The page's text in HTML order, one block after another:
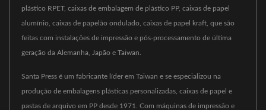
plástico RPET, caixas de embalagem de plástico PP, caixas de papel
alumínio, caixas de papelão ondulado, caixas de papel kraft, que são
feitas com instalações de impressão e pós-processamento de última
geração da Alemanha, Japão e Taiwan.
Santa Press é um fabricante líder em Taiwan e se especializou na
produção de embalagens plásticas personalizadas, caixas de papel e
pastas de arquivo em PP desde 1971. Com máquinas de impressão e